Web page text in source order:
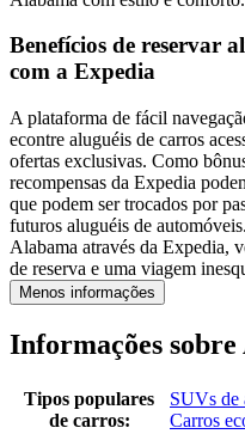
Benefícios de reservar
com a Expedia
A plataforma de fácil
econtre aluguéis de carros
ofertas exclusivas. Como
recompensas da Expedia
que podem ser trocados por
futuros aluguéis de
Alabama através da Expedia,
de reserva e uma viagem
Menos informações
Informações
Tipos populares
de carros:
SUVs de
Carros